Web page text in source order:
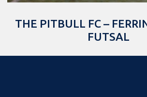
THE PITBULL FC –
FUTSAL